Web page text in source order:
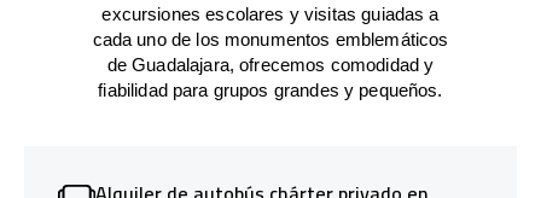
excursiones escolares y visitas guiadas a
cada uno de los monumentos emblemáticos
de Guadalajara, ofrecemos comodidad y
fiabilidad para grupos grandes y pequeños.